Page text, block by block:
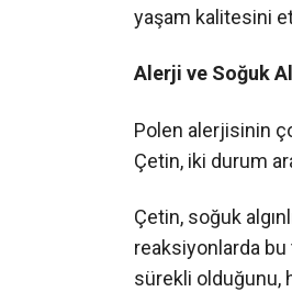
yaşam kalitesini
Alerji ve Soğuk
Polen alerjisinin
Çetin, iki durum
Çetin, soğuk
reaksiyonlarda bu
sürekli olduğunu,